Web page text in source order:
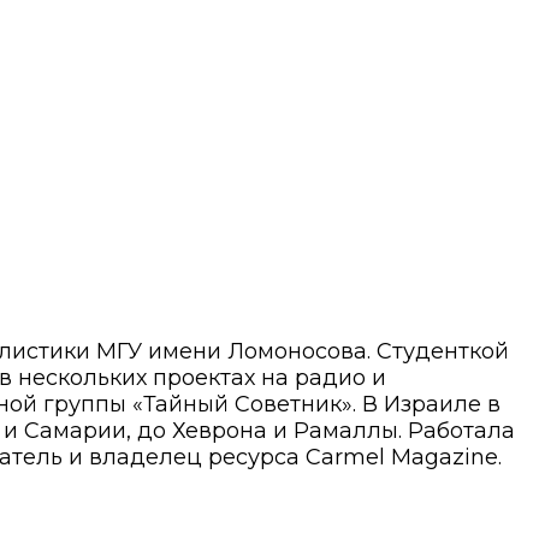
МГУ имени Ломоносова. Студенткой
нескольких проектах на радио и
группы «Тайный Советник». В Израиле в
и Самарии, до Хеврона и Рамаллы. Работала
и владелец ресурса Carmel Magazine.